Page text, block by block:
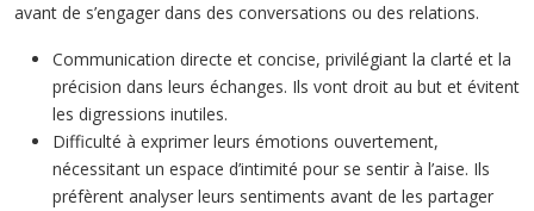
avant de s’engager dans des conversations ou des relations.
Communication directe et concise, privilégiant la clarté et la
précision dans leurs échanges. Ils vont droit au but et évitent
les digressions inutiles.
Difficulté à exprimer leurs émotions ouvertement,
nécessitant un espace d’intimité pour se sentir à l’aise. Ils
préfèrent analyser leurs sentiments avant de les partager